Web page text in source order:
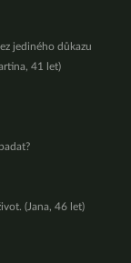
jediného důkazu
41 let)
(Jana, 46 let)